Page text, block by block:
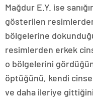
Mağdur E.Y. ise
gösterilen
bölgelerine
resimlerden erkek
o bölgelerini
öptüğünü, kendi
ve daha ileriye